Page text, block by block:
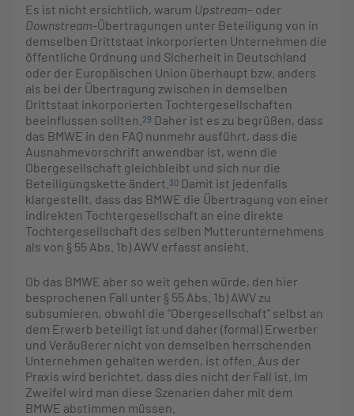
Es ist nicht ersichtlich, warum Upstream– oder
Downstream-Übertragungen unter Beteiligung von in
demselben Drittstaat inkorporierten Unternehmen die
öffentliche Ordnung und Sicherheit in Deutschland
oder der Europäischen Union überhaupt bzw. anders
als bei der Übertragung zwischen in demselben
Drittstaat inkorporierten Tochtergesellschaften
beeinflussen sollten. 29 Daher ist es zu begrüßen, dass
das BMWE in den FAQ nunmehr ausführt, dass die
Ausnahmevorschrift anwendbar ist, wenn die
Obergesellschaft gleichbleibt und sich nur die
Beteiligungskette ändert. 30 Damit ist jedenfalls
klargestellt, dass das BMWE die Übertragung von einer
indirekten Tochtergesellschaft an eine direkte
Tochtergesellschaft des selben Mutterunternehmens
als von § 55 Abs. 1b) AWV erfasst ansieht.
Ob das BMWE aber so weit gehen würde, den hier
besprochenen Fall unter § 55 Abs. 1b) AWV zu
subsumieren, obwohl die “Obergesellschaft” selbst an
dem Erwerb beteiligt ist und daher (formal) Erwerber
und Veräußerer nicht von demselben herrschenden
Unternehmen gehalten werden, ist offen. Aus der
Praxis wird berichtet, dass dies nicht der Fall ist. Im
Zweifel wird man diese Szenarien daher mit dem
BMWE abstimmen müssen.